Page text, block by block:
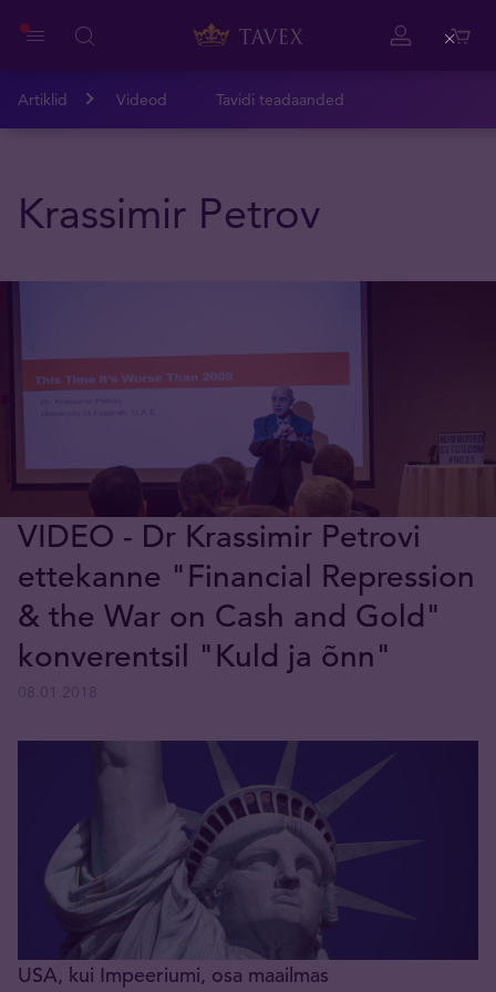
Artiklid Videod Tavidi teadaanded
Krassimir Petrov
VIDEO - Dr Krassimir Petrovi
ettekanne "Financial Repression
& the War on Cash and Gold"
konverentsil "Kuld ja õnn"
USA, kui Impeeriumi, osa maailmas
Close